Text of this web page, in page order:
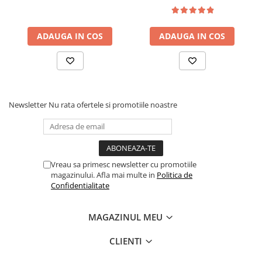
ADAUGA IN COS ADAUGA IN COS
Newsletter Nu rata ofertele si promotiile noastre
Vreau sa primesc newsletter cu promotiile
magazinului. Afla mai multe in Politica de
Confidentialitate
MAGAZINUL MEU
CLIENTI